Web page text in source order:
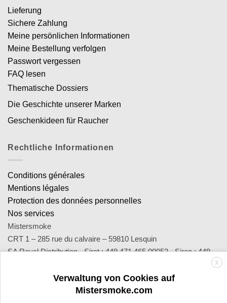
Lieferung
Sichere Zahlung
Meine persönlichen Informationen
Meine Bestellung verfolgen
Passwort vergessen
FAQ lesen
Thematische Dossiers
Die Geschichte unserer Marken
Geschenkideen für Raucher
Rechtliche Informationen
Conditions générales
Mentions légales
Protection des données personnelles
Nos services
Mistersmoke
CRT 1 – 285 rue du calvaire – 59810 Lesquin
SA Royal Distribution - Siret : 449 471 465 00053 - Siren : 449
Contact : notre équipe d’experts est joignable par email
sav@mistersmoke.com ou par téléphone au 03 20 90 56 55 du
X
Verwaltung von Cookies auf
Mistersmoke.com